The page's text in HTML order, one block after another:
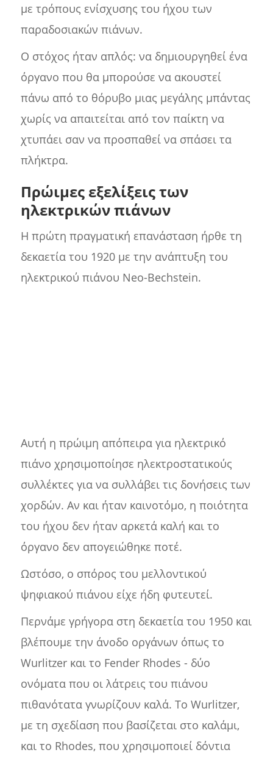
με τρόπους ενίσχυσης του ήχου των
παραδοσιακών πιάνων.
Ο στόχος ήταν απλός: να δημιουργηθεί ένα
όργανο που θα μπορούσε να ακουστεί
πάνω από το θόρυβο μιας μεγάλης μπάντας
χωρίς να απαιτείται από τον παίκτη να
χτυπάει σαν να προσπαθεί να σπάσει τα
πλήκτρα.
Πρώιμες εξελίξεις των
ηλεκτρικών πιάνων
Η πρώτη πραγματική επανάσταση ήρθε τη
δεκαετία του 1920 με την ανάπτυξη του
ηλεκτρικού πιάνου Neo-Bechstein.
Αυτή η πρώιμη απόπειρα για ηλεκτρικό
πιάνο χρησιμοποίησε ηλεκτροστατικούς
συλλέκτες για να συλλάβει τις δονήσεις των
χορδών. Αν και ήταν καινοτόμο, η ποιότητα
του ήχου δεν ήταν αρκετά καλή και το
όργανο δεν απογειώθηκε ποτέ.
Ωστόσο, ο σπόρος του μελλοντικού
ψηφιακού πιάνου είχε ήδη φυτευτεί.
Περνάμε γρήγορα στη δεκαετία του 1950 και
βλέπουμε την άνοδο οργάνων όπως το
Wurlitzer και το Fender Rhodes - δύο
ονόματα που οι λάτρεις του πιάνου
πιθανότατα γνωρίζουν καλά. Το Wurlitzer,
με τη σχεδίαση που βασίζεται στο καλάμι,
και το Rhodes, που χρησιμοποιεί δόντια